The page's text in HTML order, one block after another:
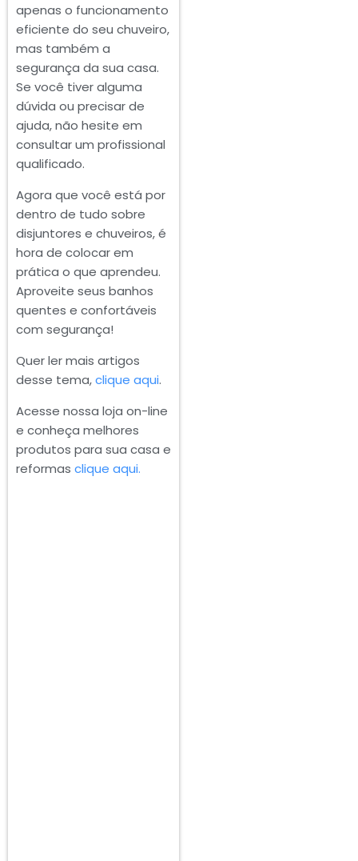
apenas o funcionamento
eficiente do seu chuveiro,
mas também a
segurança da sua casa.
Se você tiver alguma
dúvida ou precisar de
ajuda, não hesite em
consultar um profissional
qualificado.
Agora que você está por
dentro de tudo sobre
disjuntores e chuveiros, é
hora de colocar em
prática o que aprendeu.
Aproveite seus banhos
quentes e confortáveis
com segurança!
Quer ler mais artigos
desse tema,clique aqui.
Acesse nossa loja on-line
e conheça melhores
produtos para sua casa e
reformas clique aqui.